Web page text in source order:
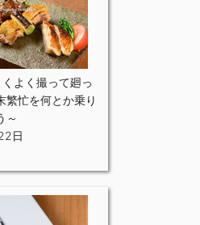
よく撮って廻っ
忙を何とか乗り
～
日